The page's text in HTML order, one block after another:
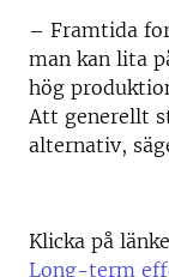
– Framtida
man kan lita
hög
Att generellt
alternativ,
Klicka på
Long-term